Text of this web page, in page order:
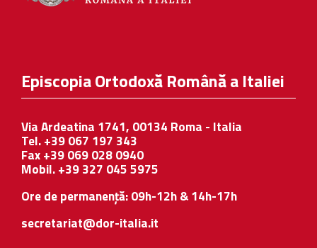
Episcopia Ortodoxă Română a Italiei
Via Ardeatina 1741, 00134 Roma - Italia
Tel. +39 067 197 343
Fax +39 069 028 0940
Mobil. +39 327 045 5975
Ore de permanență: 09h-12h & 14h-17h
secretariat@dor-italia.it